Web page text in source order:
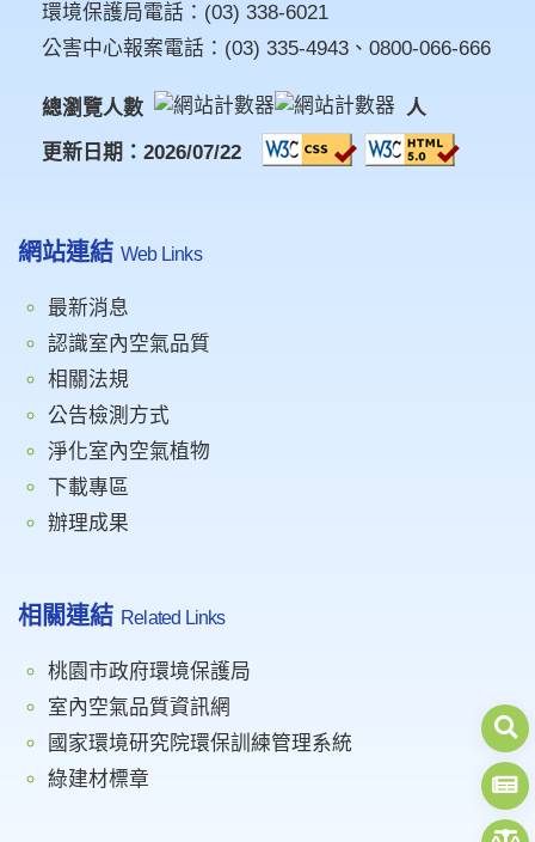
環境保護局電話： (03) 338-6021
公害中心報案電話： (03) 335-4943 、 0800-066-666
總瀏覽人數
人
更新日期：2026/07/22
網站連結 Web Links
最新消息
認識室內空氣品質
相關法規
公告檢測方式
淨化室內空氣植物
下載專區
辦理成果
相關連結 Related Links
桃園市政府環境保護局
室內空氣品質資訊網
國家環境研究院環保訓練管理系統
綠建材標章